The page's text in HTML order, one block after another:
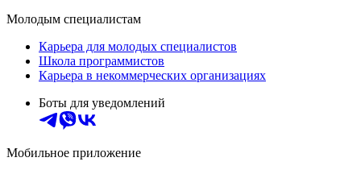
Молодым специалистам
Карьера для молодых специалистов
Школа программистов
Карьера в некоммерческих организациях
Боты для уведомлений
Мобильное приложение